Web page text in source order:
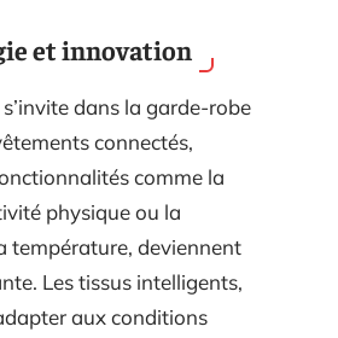
et innovation
dans la garde-robe
connectés,
comme la
physique ou la
température, deviennent
Les tissus intelligents,
aux conditions